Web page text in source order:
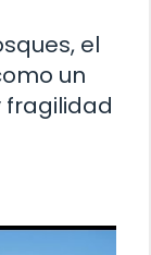
el
un
fragilidad